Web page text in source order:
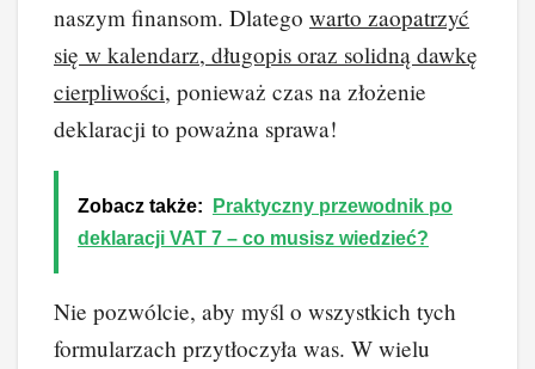
naszym finansom. Dlatego warto zaopatrzyć
się w kalendarz, długopis oraz solidną dawkę
cierpliwości, ponieważ czas na złożenie
deklaracji to poważna sprawa!
Zobacz także:
Praktyczny przewodnik po
deklaracji VAT 7 – co musisz wiedzieć?
Nie pozwólcie, aby myśl o wszystkich tych
formularzach przytłoczyła was. W wielu